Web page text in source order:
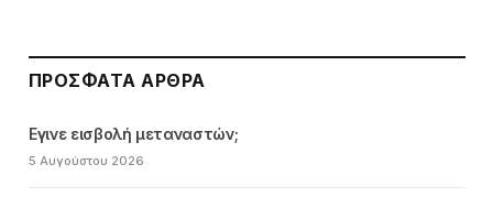
ΠΡΌΣΦΑΤΑ ΆΡΘΡΑ
Εγινε εισβολή μεταναστών;
5 Αυγούστου 2026